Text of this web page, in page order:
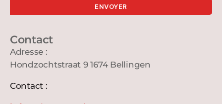
ENVOYER
Contact
Adresse :
Hondzochtstraat 9 1674 Bellingen
Contact :